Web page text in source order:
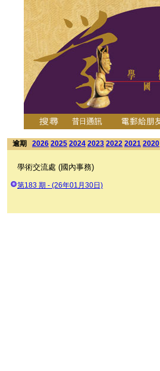
逾期 2026 2025 2024 2023 2022 2021 2020
學術交流處 (國內事務)
第183 期 - (26年01月30日)